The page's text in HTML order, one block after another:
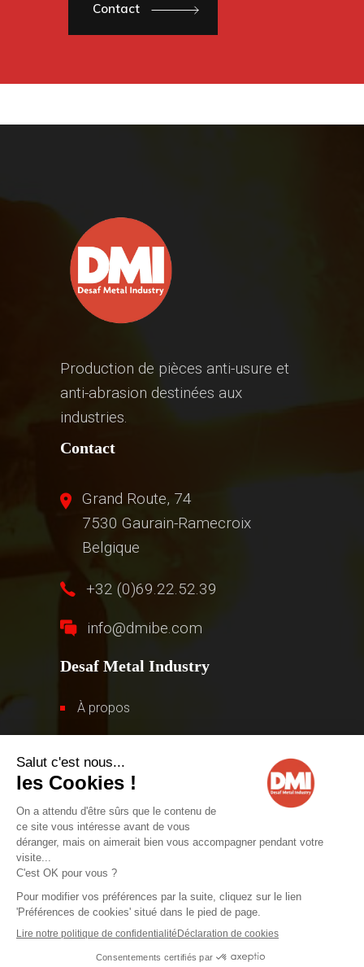
Contact
Production de pièces anti-usure et
anti-abrasion destinées aux
industries.
Contact
Grand Route, 74
7530 Gaurain-Ramecroix
Belgique
+32 (0)69.22.52.39
info@dmibe.com
Desaf Metal Industry
À propos
Contact
© 2026 – Desaf Metal Industry. Tous droits réservés.
Réalisé par